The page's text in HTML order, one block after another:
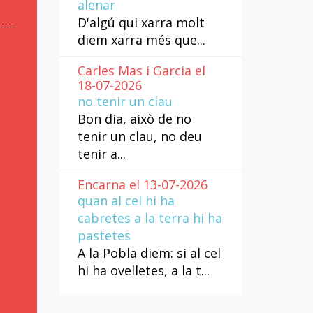
alenar
D'algú qui xarra molt
diem xarra més que...
Carles Mas i Garcia el
18-07-2026
no tenir un clau
Bon dia, això de no
tenir un clau, no deu
tenir a...
Encarna el 13-07-2026
quan al cel hi ha
cabretes a la terra hi ha
pastetes
A la Pobla diem: si al cel
hi ha ovelletes, a la t...